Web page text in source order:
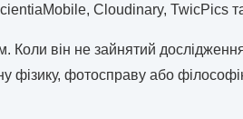
Cloudinary, TwicPics
Коли він не зайнятий
фізику, фотосправу або